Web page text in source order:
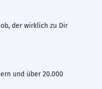
der wirklich zu Dir
und über 20.000